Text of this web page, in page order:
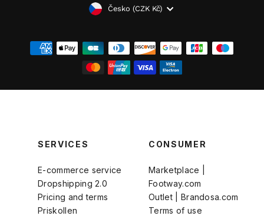
MĚNAČesko (CZK Kč)
SERVICES
E-commerce service
Dropshipping 2.0
Pricing and terms
Priskollen
CONSUMER
Marketplace |
Footway.com
Outlet | Brandosa.com
Terms of use